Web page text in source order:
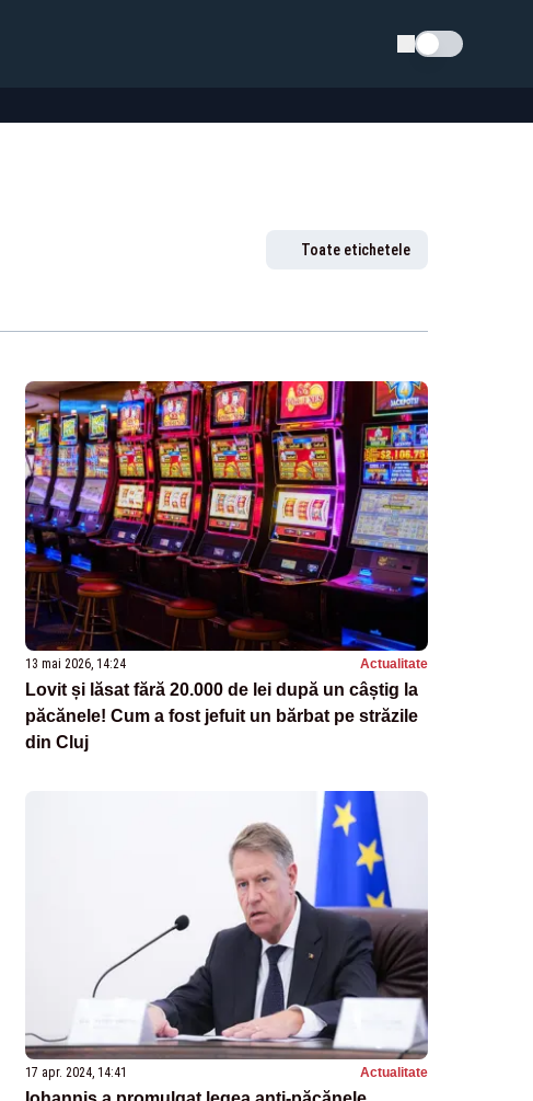
Schimba tema
Toate etichetele
13 mai 2026, 14:24 Actualitate
Lovit și lăsat fără 20.000 de lei după un câștig la
păcănele! Cum a fost jefuit un bărbat pe străzile
din Cluj
17 apr. 2024, 14:41 Actualitate